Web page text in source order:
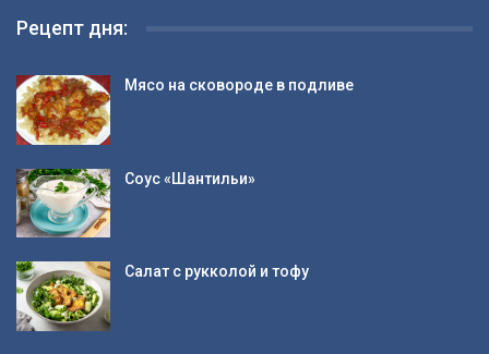
Рецепт дня:
Мясо на сковороде в подливе
Соус «Шантильи»
Салат с рукколой и тофу